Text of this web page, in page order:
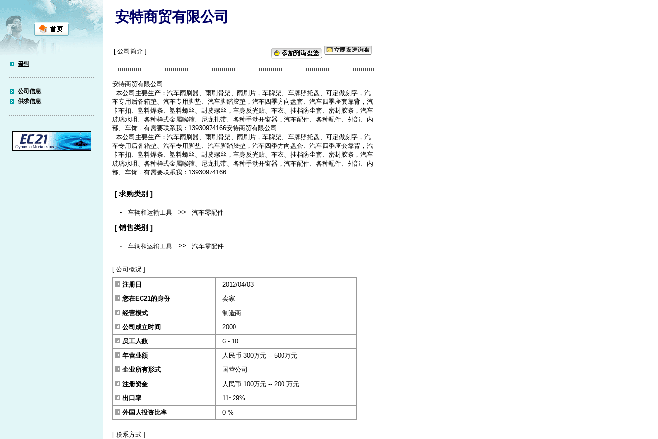
끓틔
公司信息
供求信息
安特商贸有限公司
[ 公司简介 ]
安特商贸有限公司
本公司主要生产：汽车雨刷器、雨刷骨架、雨刷片，车牌架、车牌照托盘、可定做刻字，汽
车专用后备箱垫、汽车专用脚垫、汽车脚踏胶垫，汽车四季方向盘套、汽车四季座套靠背，汽
卡车扣、塑料焊条、塑料螺丝、封皮螺丝，车身反光贴、车衣、挂档防尘套、密封胶条，汽车
玻璃水咀、各种样式金属喉箍、尼龙扎带、各种手动开窗器，汽车配件、各种配件、外部、内
部、车饰，有需要联系我：13930974166安特商贸有限公司
本公司主要生产：汽车雨刷器、雨刷骨架、雨刷片，车牌架、车牌照托盘、可定做刻字，汽
车专用后备箱垫、汽车专用脚垫、汽车脚踏胶垫，汽车四季方向盘套、汽车四季座套靠背，汽
卡车扣、塑料焊条、塑料螺丝、封皮螺丝，车身反光贴、车衣、挂档防尘套、密封胶条，汽车
玻璃水咀、各种样式金属喉箍、尼龙扎带、各种手动开窗器，汽车配件、各种配件、外部、内
部、车饰，有需要联系我：13930974166
[ 求购类别 ]
- 车辆和运输工具 >> 汽车零配件
[ 销售类别 ]
- 车辆和运输工具 >> 汽车零配件
[ 公司概况 ]
注册日
2012/04/03
您在EC21的身份
卖家
经营模式
制造商
公司成立时间
2000
员工人数
6 - 10
年营业额
人民币 300万元 -- 500万元
企业所有形式
国营公司
注册资金
人民币 100万元 -- 200 万元
出口率
11~29%
外国人投资比率
0 %
[ 联系方式 ]